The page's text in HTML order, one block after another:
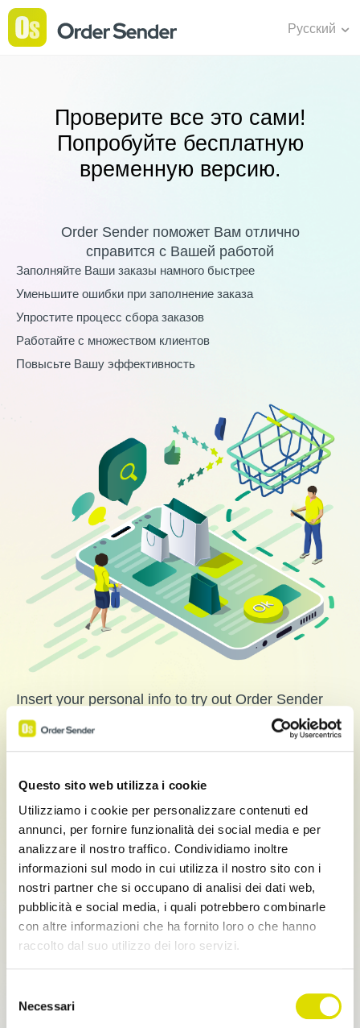
Questo sito web utilizza i cookie
Utilizziamo i cookie per personalizzare contenuti ed
annunci, per fornire funzionalità dei social media e per
analizzare il nostro traffico. Condividiamo inoltre
informazioni sul modo in cui utilizza il nostro sito con i
nostri partner che si occupano di analisi dei dati web,
pubblicità e social media, i quali potrebbero combinarle
con altre informazioni che ha fornito loro o che hanno
raccolto dal suo utilizzo dei loro servizi.
all'informativa:
https://www.ordersender.com/cookie-
delNecessari
Русский
Проверите все это сами!
Попробуйте бесплатную
временную версию.
Order Sender поможет Вам отлично
справится с Вашей работой
Insert your personal info to try out Order Sender
Заполняйте Ваши заказы намного быстрее
Уменьшите ошибки при заполнение заказа
Упростите процесс сбора заказов
Работайте с множеством клиентов
Повысьте Вашу эффективность
Имя
Фамилия
Телефон
+39